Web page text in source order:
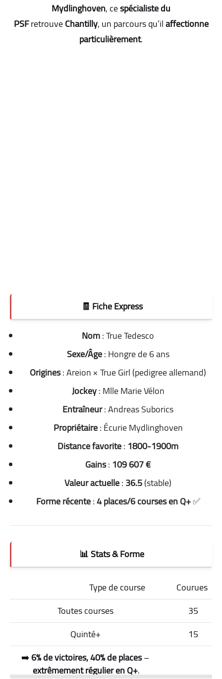
Mydlinghoven, cespécialiste du
PSFretrouveChantilly, un parcours qu’ilaffectionne
particulièrement.
🧾 Fiche Express
Nom: True Tedesco
Sexe/Âge: Hongre de 6 ans
Origines: Areion × True Girl (pedigree allemand)
Jockey: Mlle Marie Vélon
Entraîneur: Andreas Suborics
Propriétaire: Écurie Mydlinghoven
Distance favorite: 1800-1900m
Gains: 109 607 €
Valeur actuelle:36.5(stable)
Forme récente:4 places/6 courses en Q+✅
📊 Stats & Forme
Type de course
Courues
Toutes courses
35
Quinté+
15
➡️6% de victoires, 40% de places–
extrêmement régulier en Q+.